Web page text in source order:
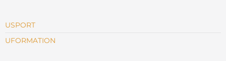
USPORT
UFORMATION